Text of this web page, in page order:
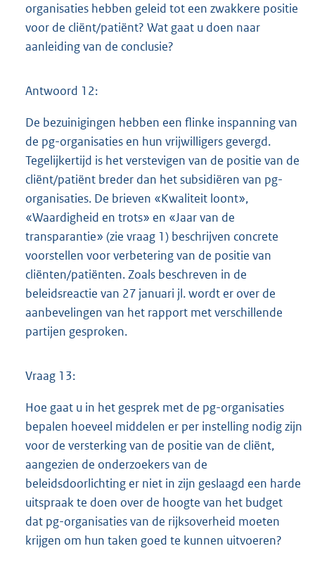
organisaties hebben geleid tot een zwakkere positie
voor de cliënt/patiënt? Wat gaat u doen naar
aanleiding van de conclusie?
Antwoord 12:
De bezuinigingen hebben een flinke inspanning van
de pg-organisaties en hun vrijwilligers gevergd.
Tegelijkertijd is het verstevigen van de positie van de
cliënt/patiënt breder dan het subsidiëren van pg-
organisaties. De brieven «Kwaliteit loont»,
«Waardigheid en trots» en «Jaar van de
transparantie» (zie vraag 1) beschrijven concrete
voorstellen voor verbetering van de positie van
cliënten/patiënten. Zoals beschreven in de
beleidsreactie van 27 januari jl. wordt er over de
aanbevelingen van het rapport met verschillende
partijen gesproken.
Vraag 13:
Hoe gaat u in het gesprek met de pg-organisaties
bepalen hoeveel middelen er per instelling nodig zijn
voor de versterking van de positie van de cliënt,
aangezien de onderzoekers van de
beleidsdoorlichting er niet in zijn geslaagd een harde
uitspraak te doen over de hoogte van het budget
dat pg-organisaties van de rijksoverheid moeten
krijgen om hun taken goed te kunnen uitvoeren?